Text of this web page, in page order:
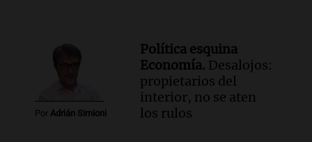
Por Adrián Simioni
Política esquina
Economía. Desalojos:
propietarios del
interior, no se aten
los rulos